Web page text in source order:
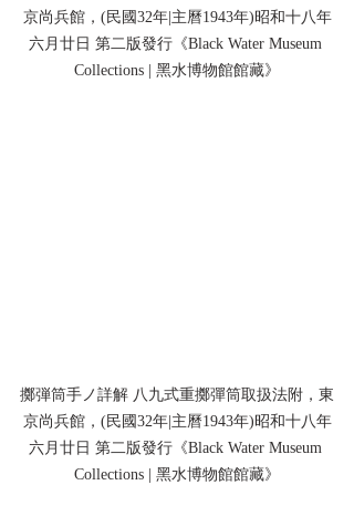
京尚兵館，(民國32年|主曆1943年)昭和十八年
六月廿日 第二版發行《Black Water Museum
Collections | 黑水博物館館藏》
擲弾筒手ノ詳解 八九式重擲彈筒取扱法附，東
京尚兵館，(民國32年|主曆1943年)昭和十八年
六月廿日 第二版發行《Black Water Museum
Collections | 黑水博物館館藏》